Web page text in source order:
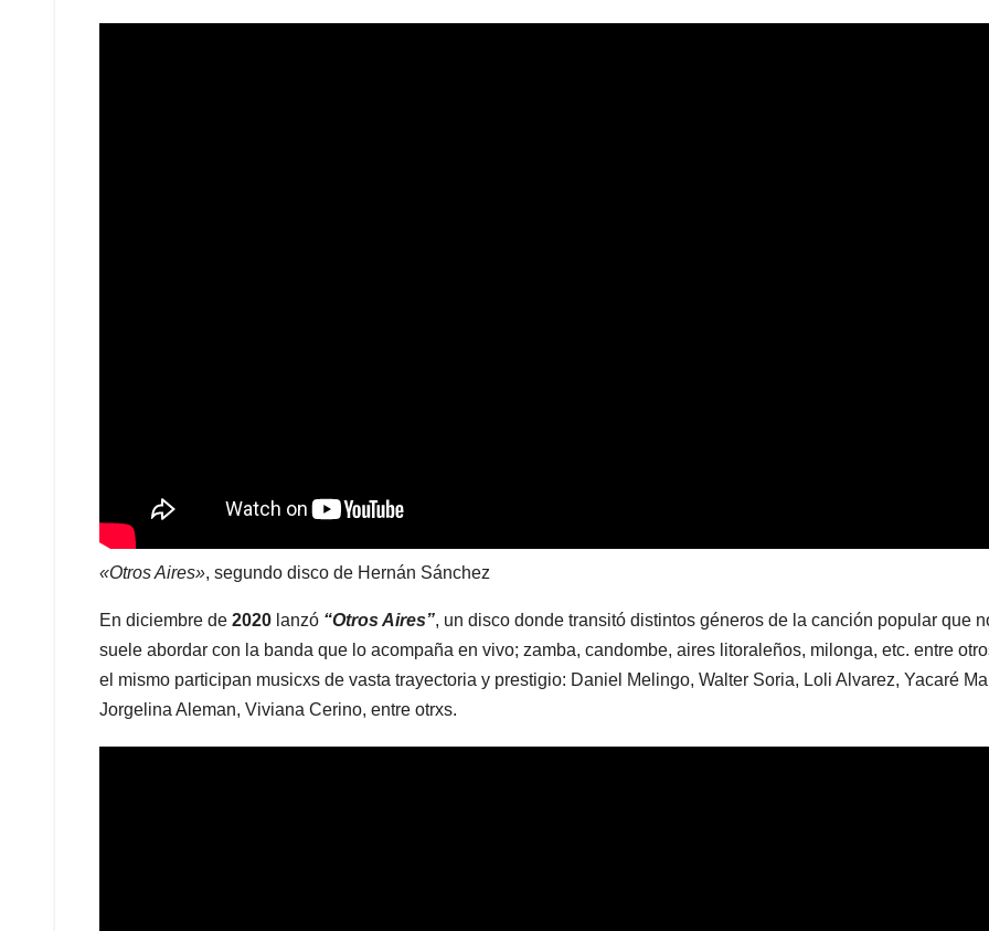
«Otros Aires», segundo disco de Hernán Sánchez
En diciembre de 2020 lanzó “Otros Aires”, un disco donde transitó distintos géneros de la canción popular que
suele abordar con la banda que lo acompaña en vivo; zamba, candombe, aires litoraleños, milonga, etc. entre
el mismo participan musicxs de vasta trayectoria y prestigio: Daniel Melingo, Walter Soria, Loli Alvarez, Yacaré
Jorgelina Aleman, Viviana Cerino, entre otrxs.